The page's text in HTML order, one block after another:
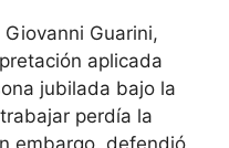
Guarini,
aplicada
jubilada bajo la
trabajar perdía la